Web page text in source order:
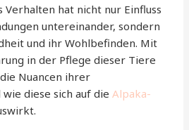
Verhalten hat nicht nur Einfluss
untereinander, sondern
und ihr Wohlbefinden. Mit
in der Pflege dieser Tiere
Nuancen ihrer
diese sich auf dieAlpaka-